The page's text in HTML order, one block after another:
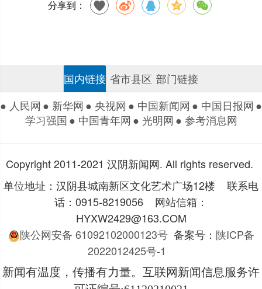
分享到：
国内链接 省市县区 部门链接
● 人民网 ● 新华网 ● 央视网 ● 中国新闻网 ● 中国日报网 ●
学习强国● 中国青年网 ● 光明网 ● 参考消息网
Copyright 2011-2021 汉阴新闻网. All rights reserved.
单位地址：汉阴县城南新区文化艺术广场12楼 联系电
话：0915-8219056 网站信箱：
HYXW2429@163.COM
陕公网安备 61092102000123号备案号： 陕ICP备
2022012425号-1
新闻有温度，传播有力量。互联网新闻信息服务许